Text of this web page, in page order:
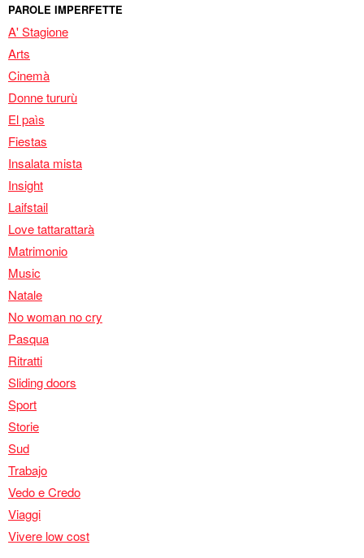
PAROLE IMPERFETTE
A' Stagione
Arts
Cinemà
Donne tururù
El paìs
Fiestas
Insalata mista
Insight
Laifstail
Love tattarattarà
Matrimonio
Music
Natale
No woman no cry
Pasqua
Ritratti
Sliding doors
Sport
Storie
Sud
Trabajo
Vedo e Credo
Viaggi
Vivere low cost